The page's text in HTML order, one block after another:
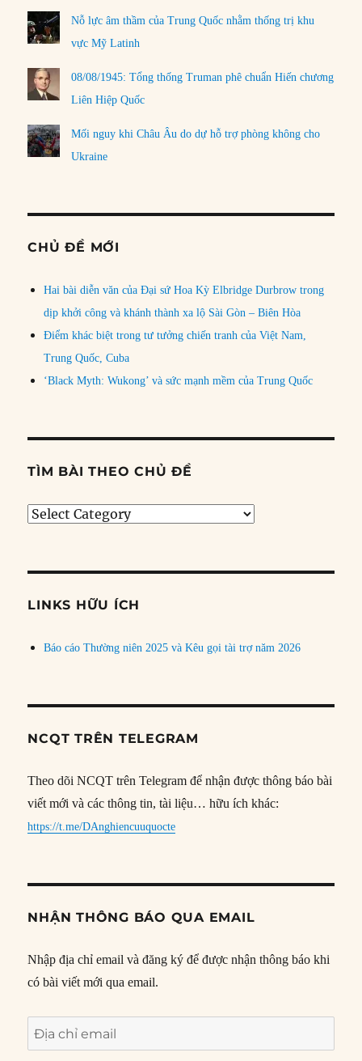
Nỗ lực âm thầm của Trung Quốc nhằm thống trị khu
vực Mỹ Latinh
08/08/1945: Tổng thống Truman phê chuẩn Hiến chương
Liên Hiệp Quốc
Mối nguy khi Châu Âu do dự hỗ trợ phòng không cho
Ukraine
CHỦ ĐỀ MỚI
Hai bài diễn văn của Đại sứ Hoa Kỳ Elbridge Durbrow trong
dịp khởi công và khánh thành xa lộ Sài Gòn – Biên Hòa
Điểm khác biệt trong tư tưởng chiến tranh của Việt Nam,
Trung Quốc, Cuba
‘Black Myth: Wukong’ và sức mạnh mềm của Trung Quốc
TÌM BÀI THEO CHỦ ĐỀ
Tìm
đề
LINKS HỮU ÍCH
Báo cáo Thường niên 2025 và Kêu gọi tài trợ năm 2026
NCQT TRÊN TELEGRAM
Theo dõi NCQT trên Telegram để nhận được thông báo bài
viết mới và các thông tin, tài liệu… hữu ích khác:
https://t.me/DAnghiencuuquocte
NHẬN THÔNG BÁO QUA EMAIL
Nhập địa chỉ email và đăng ký để được nhận thông báo khi
có bài viết mới qua email.
Địa
chỉ